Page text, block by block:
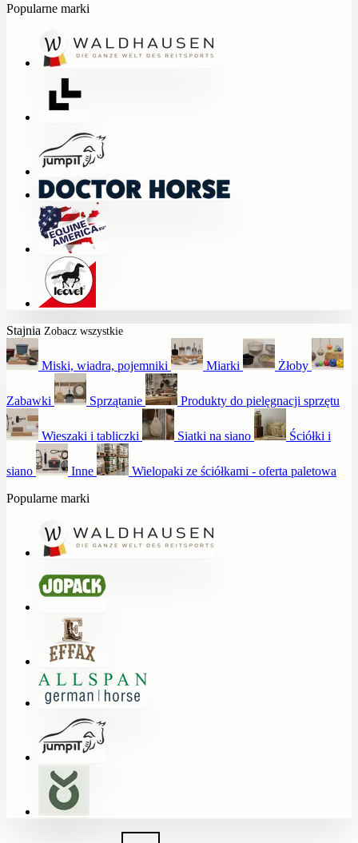
Popularne marki
Stajnia Zobacz wszystkie
Miski, wiadra, pojemniki Miarki Żłoby
Zabawki Sprzątanie Produkty do pielęgnacji sprzętu
Wieszaki i tabliczki Siatki na siano Ściółki i
siano Inne
Wielopaki ze ściółkami - oferta paletowa
Popularne marki